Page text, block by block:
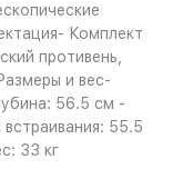
Комплект
противень,
и вес-
56.5 см -
55.5
33 кг